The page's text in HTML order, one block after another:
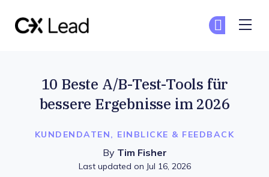
KUNDENDATEN, EINBLICKE & FEEDBACK
10 Beste A/B-Test-Tools für
bessere Ergebnisse im 2026
By Tim Fisher
Last updated on Jul 16, 2026